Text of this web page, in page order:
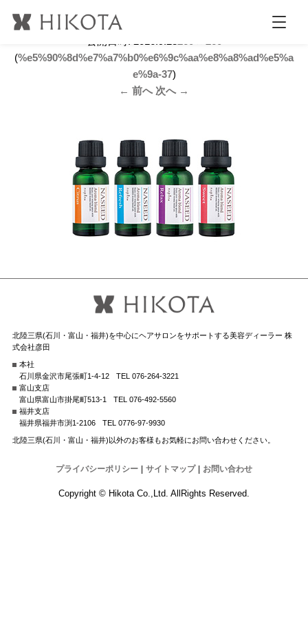
(%e5%90%8d%e7%a7%b0%e6%9c%aa%e8%a8%ad%e5%a
e%9a-37)
← 前へ 次へ →
北陸三県(石川・富山・福井)を中心にヘアサロンをサポートする美容ディーラー 株
式会社彦田
本社
石川県金沢市尾張町1-4-12
TEL 076-264-3221
富山支店
富山県富山市掛尾町513-1
TEL 076-492-5560
福井支店
福井県福井市渕1-2106
TEL 0776-97-9930
北陸三県(石川・富山・福井)以外のお客様もお気軽にお問い合わせください。
プライバシーポリシー サイトマップ お問い合わせ
Copyright © Hikota Co.,Ltd. AllRights Reserved.